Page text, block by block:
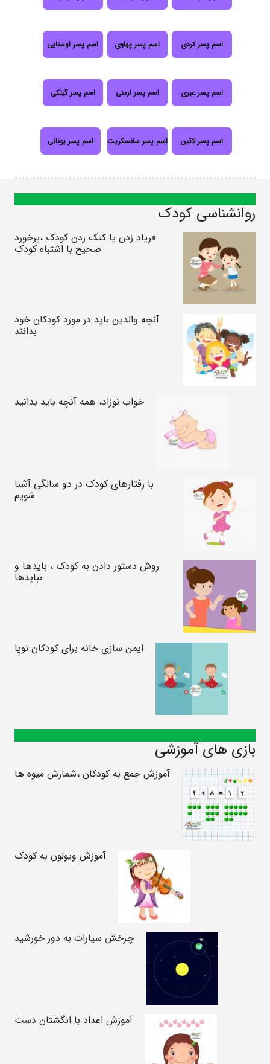
اسم پسر کردی اسم پسر پهلوی اسم پسر اوستایی
اسم پسر عبری اسم پسر ارمنی اسم پسر گیلکی
اسم پسر لاتین اسم پسر سانسکریت اسم پسر یونانی
روانشناسی کودک
فریاد زدن یا کتک زدن کودک ،برخورد
صحیح با اشتباه کودک
آنچه والدین باید در مورد کودکان خود
بدانند
خواب نوزاد، همه آنچه باید بدانید
با رفتارهای کودک در دو سالگی آشنا
شویم
روش دستور دادن به کودک ، بایدها و
نبایدها
ایمن سازی خانه برای کودکان نوپا
بازی های آموزشی
آموزش جمع به کودکان ،شمارش میوه ها
آموزش ویولون به کودک
چرخش سیارات به دور خورشید
آموزش اعداد با انگشتان دست